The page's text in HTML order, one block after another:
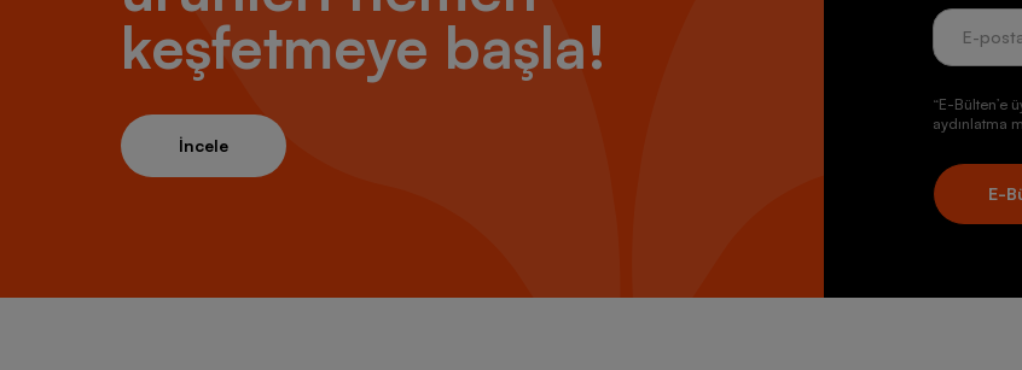
taytı gibi seçkin ürünler de nefes alabilir hava kanalları ve koruma
yapabilmenizi garanti ediyor. Nike basketbol topu, basketbol
olduğu gibi, kadınlara özgü seçenekler de bulunuyor.
basketbol modelleri, markanın ölçümlenebilir performans yönetimi
oynamak
ürünleri size daha fazla konsantrasyon,
güçlü top sürüşü gibi sonucu doğrudan değiştiren özellikler
nabzını tutarken üretkenliğinizi maksimum seviyede tutmanız için
keşfetmeye başla!
İncele
“E-Bülten’e
aydınlatma
E-